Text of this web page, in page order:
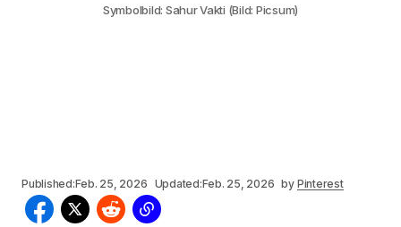
Symbolbild: Sahur Vakti (Bild: Picsum)
Published:Feb. 25, 2026 Updated:Feb. 25, 2026 by Pinterest